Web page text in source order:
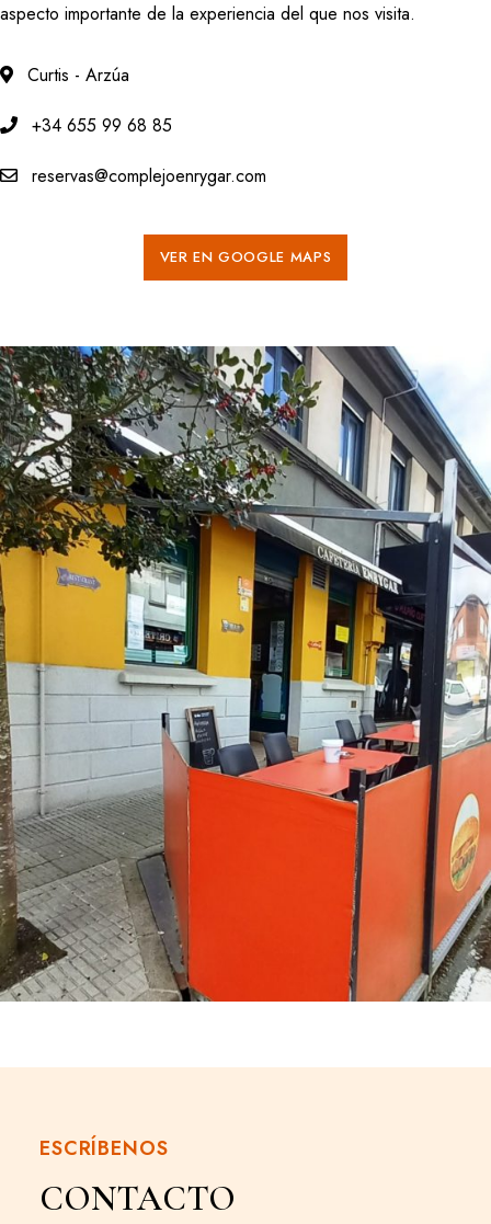
aspecto importante de la experiencia del que nos visita.
Curtis - Arzúa
+34 655 99 68 85
reservas@complejoenrygar.com
VER EN GOOGLE MAPS
ESCRÍBENOS
CONTACTO